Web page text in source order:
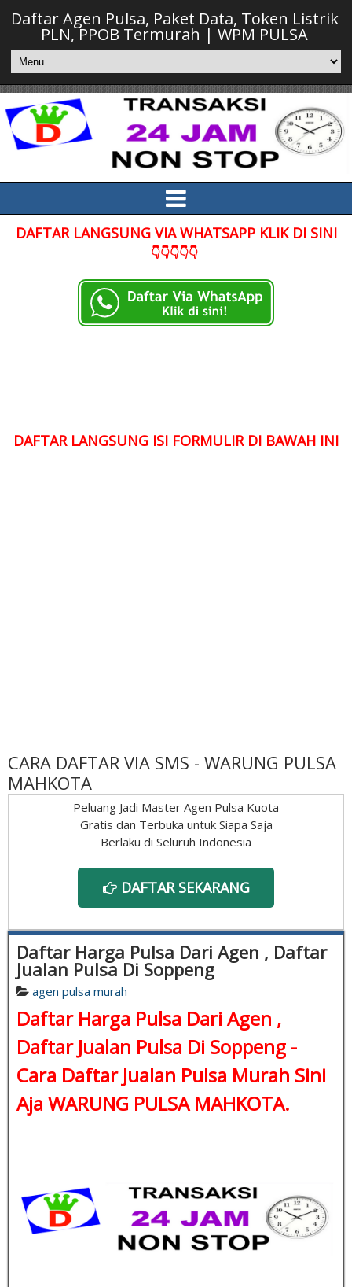
Daftar Agen Pulsa, Paket Data, Token Listrik
PLN, PPOB Termurah | WPM PULSA
DAFTAR LANGSUNG VIA WHATSAPP KLIK DI SINI
👇👇👇👇👇
DAFTAR LANGSUNG ISI FORMULIR DI BAWAH INI
CARA DAFTAR VIA SMS - WARUNG PULSA
MAHKOTA
Peluang Jadi Master Agen Pulsa Kuota
Gratis dan Terbuka untuk Siapa Saja
Berlaku di Seluruh Indonesia
DAFTAR SEKARANG
Daftar Harga Pulsa Dari Agen , Daftar
Jualan Pulsa Di Soppeng
agen pulsa murah
Daftar Harga Pulsa Dari Agen ,
Daftar Jualan Pulsa Di Soppeng -
Cara Daftar Jualan Pulsa Murah Sini
Aja WARUNG PULSA MAHKOTA.